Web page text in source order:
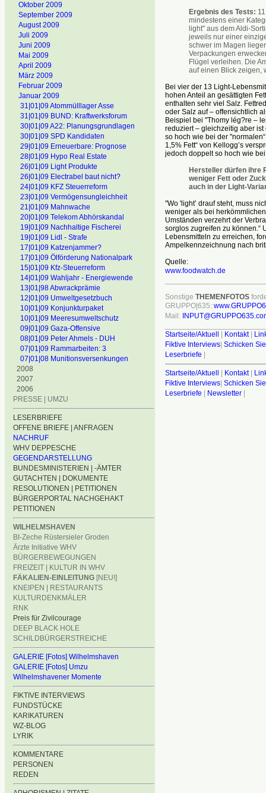
Oktober 2009
September 2009
August 2009
Juli 2009
Juni 2009
Mai 2009
April 2009
März 2009
Februar 2009
Januar 2009
31|01|09 Atommülllager Asse
31|01|09 BUND: Kraftwerksforum
30|01|09 A22: Planungsgrundlagen
30|01|09 SPD Kandidaten
29|01|09 Erneuerbare: Prognose
28|01|09 Hypo Real Estate
26|01|09 Light Produkte
26|01|09 Electrabel baut nicht?
24|01|09 KFZ Steuerreform
23|01|09 Vermögensungleichheit
21|01|09 Mahnwache
20|01|09 Telekom Abhörskandal
19|01|09 Nachhaltige Fischerei
19|01|09 Lidl - Strafe
17|01|09 Katzenjammer?
17|01|09 Ölförderung Nationalpark
15|01|09 Kfz-Steuerreform
14|01|09 Wahljahr - Energiewende
13|01|98 Abwrackprämie
12|01|09 Umweltgesetzbuch
10|01|09 Konjunkturpaket
10|01|09 Meeresumweltschutz
09|01|09 Gaza-Offensive
08|01|09 Peter Ahmels - DUH
07|01|09 Rammarbeiten: 3
07|01|08 Munitionsversenkungen
2008
2007
2006
PRESSE | UMZU
LESERBRIEFE
OFFENE BRIEFE | ANFRAGEN
NACHRUF
WHV DEPPESCHE
GEGENDARSTELLUNG
BUNDESMINISTERIEN | -ÄMTER
GUTACHTEN | DOKUMENTE
RESOLUTIONEN | PETITIONEN
BÜRGERPORTAL NACHGEHAKT
PETITIONEN
WILHELMSHAVEN
BI-Zeche Rüstersieler Groden
Ärzte Initiative WHV
BÜRGERBEWEGUNGEN
FREIZEIT | KULTUR IN WHV
FÄKALIEN-EINLEITUNG [NEU!]
KNEIPEN | RESTAURANTS
KULTURDENKMÄLER
RNK
Preis für Zivilcourage
DEEP BLACK HOLE
SCHILDBÜRGERSTREICHE
GALERIE [Fotos] Wilhelmshaven
GALERIE [Fotos] Umzu
Wilhelmshavener Momente
FIKTIVE INTERVIEWS
FUNDSTÜCKE
KARIKATUREN
WZ-BLOG
LYRIK
KOMMENTARE
PERSONEN
REDEN
Ergebnis des Tests:
mindestens einer
light" aus dem Aldi-
jeweils nur einer
schwer im Magen
Verpackungen
Flügel verleihen. Die
auf einen Blick zeigen,
Bei vier der 13 Light-
hohen Anteil an gesättigten
enthalten sehr viel Salz.
oder Salz auf – offensichtlich
Beispiel bei "Thomy lég?re –
reduziert – gleichzeitig aber
so hoch wie bei der
1,5% Fett“ von Kellogg’s
jedoch doppelt so hoch wie
Hersteller dürfen ihre
weniger Fett oder
auch in der Light-
"Wo 'light’ drauf steht, muss
weniger als bei
Umständen verzehrt der
sorglos zugreifen zu können.“
Lebensmitteln zu erreichen,
Ampelkennzeichnung nach
Quelle:
www.foodwatch.de
Sonstige THEMENFOTOS
GRUPPO|635:
Mail:
Startseite/Aktuell | Kontakt|
Fiktive Interviews| Schicken
Leserbriefe |
Startseite/Aktuell | Kontakt|
Fiktive Interviews| Schicken
Leserbriefe | Newsletter|